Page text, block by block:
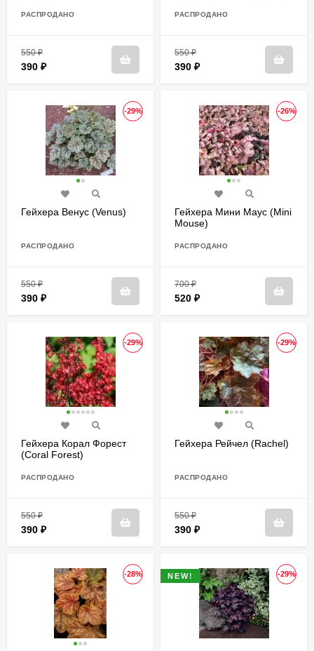
РАСПРОДАНО
550₽
390 ₽
РАСПРОДАНО
550₽
390 ₽
-29%
Гейхера Венус (Venus)
РАСПРОДАНО
550₽
390 ₽
-26%
Гейхера Мини Маус (Mini
Mouse)
РАСПРОДАНО
700₽
520 ₽
-29%
Гейхера Корал Форест
(Coral Forest)
РАСПРОДАНО
550₽
390 ₽
-29%
Гейхера Рейчел (Rachel)
РАСПРОДАНО
550₽
390 ₽
-28% -29%
NEW!